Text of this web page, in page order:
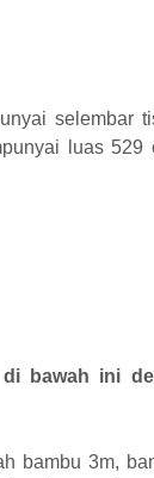
selembar
luas 529
di bawah ini
bambu 3m,